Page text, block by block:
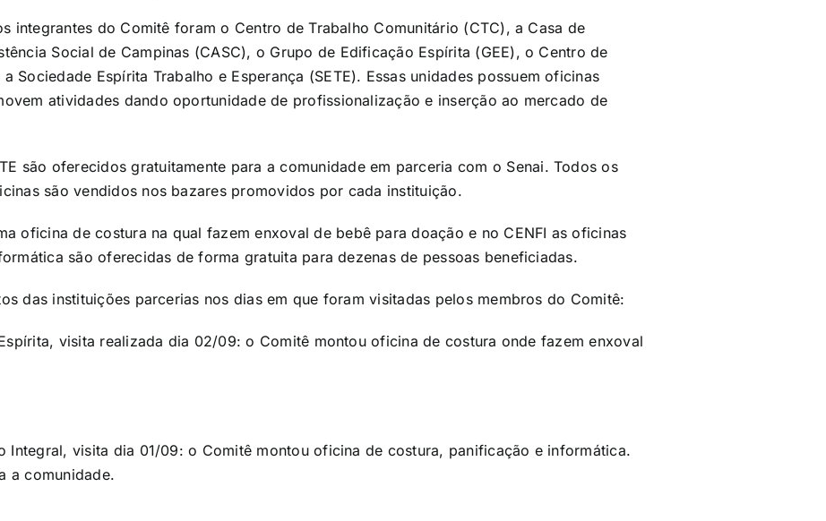
integrantes do Comitê foram o Centro de Trabalho Comunitário (CTC), a Casa de
Social de Campinas (CASC), o Grupo de Edificação Espírita (GEE), o Centro de
Sociedade Espírita Trabalho e Esperança (SETE). Essas unidades possuem oficinas
atividades dando oportunidade de profissionalização e inserção ao mercado de
são oferecidos gratuitamente para a comunidade em parceria com o Senai. Todos os
são vendidos nos bazares promovidos por cada instituição.
oficina de costura na qual fazem enxoval de bebê para doação e no CENFI as oficinas
são oferecidas de forma gratuita para dezenas de pessoas beneficiadas.
das instituições parcerias nos dias em que foram visitadas pelos membros do Comitê:
visita realizada dia 02/09: o Comitê montou oficina de costura onde fazem enxoval
Integral, visita dia 01/09: o Comitê montou oficina de costura, panificação e informática.
a comunidade.